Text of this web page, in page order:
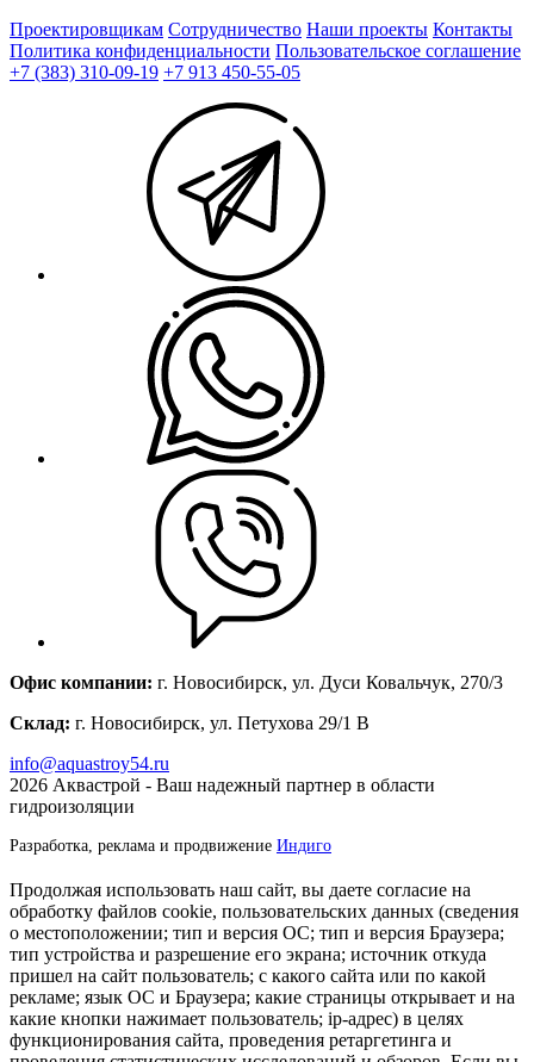
Проектировщикам Сотрудничество Наши проекты Контакты
Политика конфиденциальности Пользовательское соглашение
+7 (383) 310-09-19 +7 913 450-55-05
Офис компании: г. Новосибирск, ул. Дуси Ковальчук, 270/3
Склад: г. Новосибирск, ул. Петухова 29/1 В
info@aquastroy54.ru
2026 Аквастрой - Ваш надежный партнер в области
гидроизоляции
Разработка, реклама и продвижение Индиго
Продолжая использовать наш сайт, вы даете согласие на
обработку файлов cookie, пользовательских данных (сведения
о местоположении; тип и версия ОС; тип и версия Браузера;
тип устройства и разрешение его экрана; источник откуда
пришел на сайт пользователь; с какого сайта или по какой
рекламе; язык ОС и Браузера; какие страницы открывает и на
какие кнопки нажимает пользователь; ip-адрес) в целях
функционирования сайта, проведения ретаргетинга и